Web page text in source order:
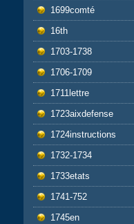
1699comté
16th
1703-1738
1706-1709
1711lettre
1723aixdefense
1724instructions
1732-1734
1733etats
1741-752
1745en